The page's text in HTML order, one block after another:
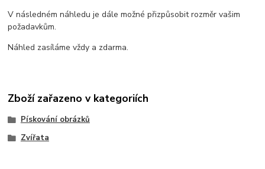
V následném náhledu je dále možné přizpůsobit rozměr vašim
požadavkům.
Náhled zasíláme vždy a zdarma.
Zboží zařazeno v kategoriích
Pískování obrázků
Zvířata